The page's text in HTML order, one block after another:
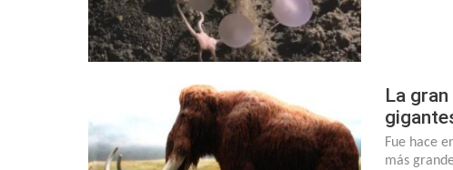
La
Fue hace
más